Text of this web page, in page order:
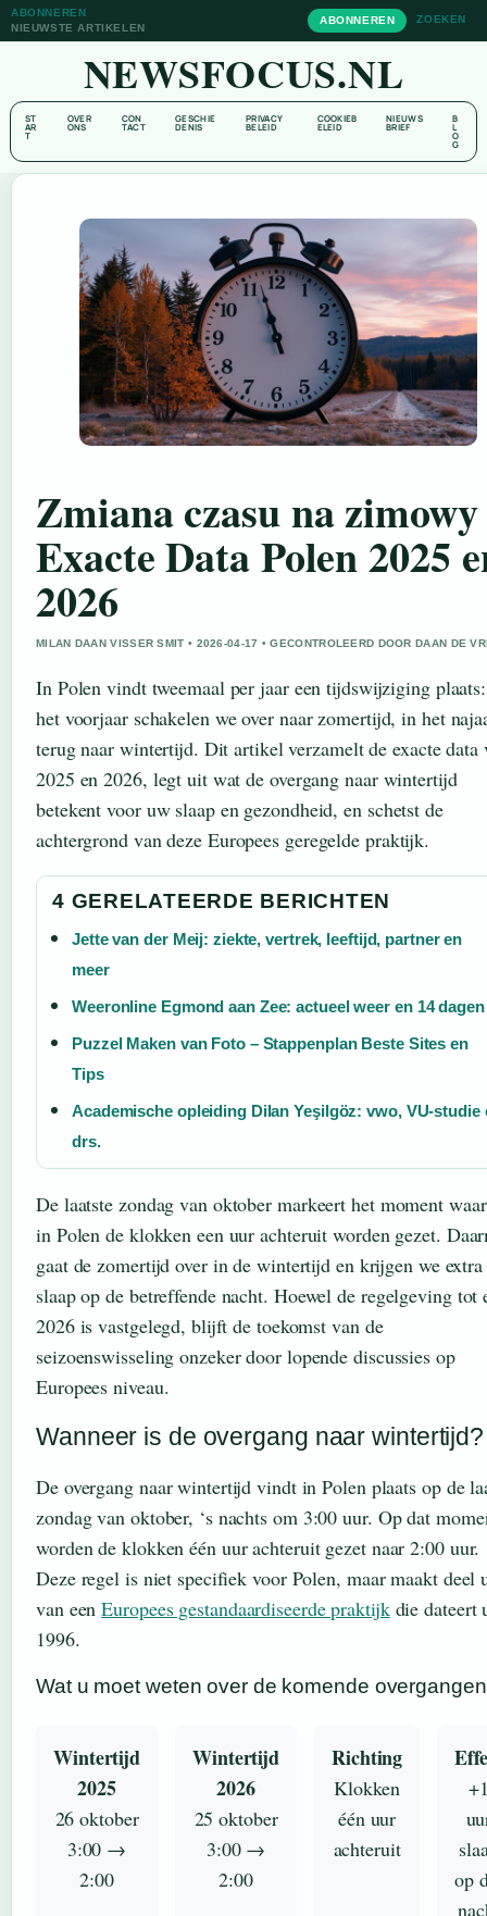
ABONNEREN
NIEUWSTE ARTIKELEN
ABONNEREN ZOEKEN
NEWSFOCUS.NL
ST
AR
T
OVER
ONS
CON
TACT
GESCHIE
DENIS
PRIVACY
BELEID
COOKIEB
ELEID
NIEUWS
BRIEF
B
L
O
G
Zmiana czasu na
Exacte Data Polen 2025
2026
MILAN DAAN VISSER SMIT • 2026-04-17 • GECONTROLEERD DOOR DAAN DE
In Polen vindt tweemaal per jaar een tijdswijziging
het voorjaar schakelen we over naar zomertijd, in het
terug naar wintertijd. Dit artikel verzamelt de exacte data
2025 en 2026, legt uit wat de overgang naar wintertijd
betekent voor uw slaap en gezondheid, en schetst de
achtergrond van deze Europees geregelde praktijk.
4 GERELATEERDE BERICHTEN
Jette van der Meij: ziekte, vertrek, leeftijd, partner en
meer
Weeronline Egmond aan Zee: actueel weer en 14 dagen
Puzzel Maken van Foto – Stappenplan Beste Sites en
Tips
Academische opleiding Dilan Yeşilgöz: vwo, VU-studie
drs.
De laatste zondag van oktober markeert het moment
in Polen de klokken een uur achteruit worden gezet.
gaat de zomertijd over in de wintertijd en krijgen we
slaap op de betreffende nacht. Hoewel de regelgeving tot
2026 is vastgelegd, blijft de toekomst van de
seizoenswisseling onzeker door lopende discussies op
Europees niveau.
Wanneer is de overgang naar wintertijd?
De overgang naar wintertijd vindt in Polen plaats op de
zondag van oktober, ‘s nachts om 3:00 uur. Op dat
worden de klokken één uur achteruit gezet naar 2:00 uur.
Deze regel is niet specifiek voor Polen, maar maakt deel
van eenEuropees gestandaardiseerde praktijkdie dateert
1996.
Wat u moet weten over de komende overgangen
Wintertijd
2025
26 oktober
3:00 →
2:00
Wintertijd
2026
25 oktober
3:00 →
2:00
Richting
Klokken
één uur
achteruit
op